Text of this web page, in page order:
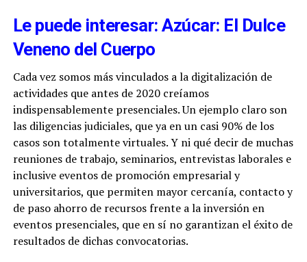
Le puede interesar: Azúcar: El Dulce
Veneno del Cuerpo
Cada vez somos más vinculados a la digitalización de
actividades que antes de 2020 creíamos
indispensablemente presenciales. Un ejemplo claro son
las diligencias judiciales, que ya en un casi 90% de los
casos son totalmente virtuales. Y ni qué decir de muchas
reuniones de trabajo, seminarios, entrevistas laborales e
inclusive eventos de promoción empresarial y
universitarios, que permiten mayor cercanía, contacto y
de paso ahorro de recursos frente a la inversión en
eventos presenciales, que en sí no garantizan el éxito de
resultados de dichas convocatorias.